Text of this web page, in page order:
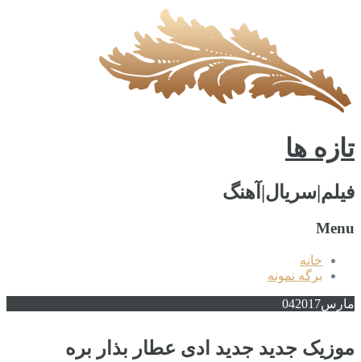
تازه ها
فیلم|سریال|آهنگ
Menu
خانه
برگه نمونه
مارس 042017
موزیک جدید جديد ادی عطار بذار بره